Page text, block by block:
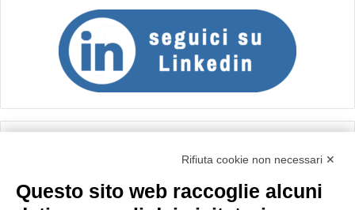
Importo netto (€):
Rifiuta cookie non necessari ✕
Questo sito web raccoglie alcuni